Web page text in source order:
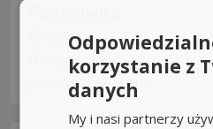
Biedronka
Pisarzowice
pracawbiedronce.pl
korzystanie z
danych
My i nasi partnerzy